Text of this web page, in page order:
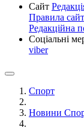
Сайт
Правила
Редакційна
Соціальні
viber
Спорт
Новини